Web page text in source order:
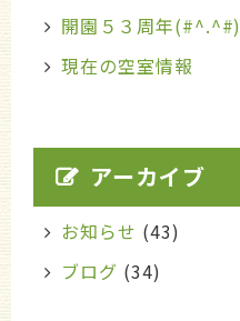
開園５３周年(#^.^#)
現在の空室情報
アーカイブ
お知らせ (43)
ブログ (34)